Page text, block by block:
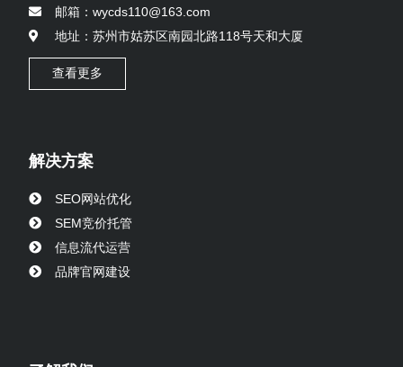
邮箱：wycds110@163.com
地址：苏州市姑苏区南园北路118号天和大厦
查看更多
解决方案
SEO网站优化
SEM竞价托管
信息流代运营
品牌官网建设